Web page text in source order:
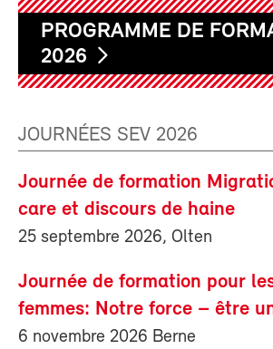
PROGRAMME DE
2026
JOURNÉES SEV 2026
Journée de formation
care et discours de haine
25 septembre 2026, Olten
Journée de formation pour
femmes: Notre force – être
6 novembre 2026 Berne